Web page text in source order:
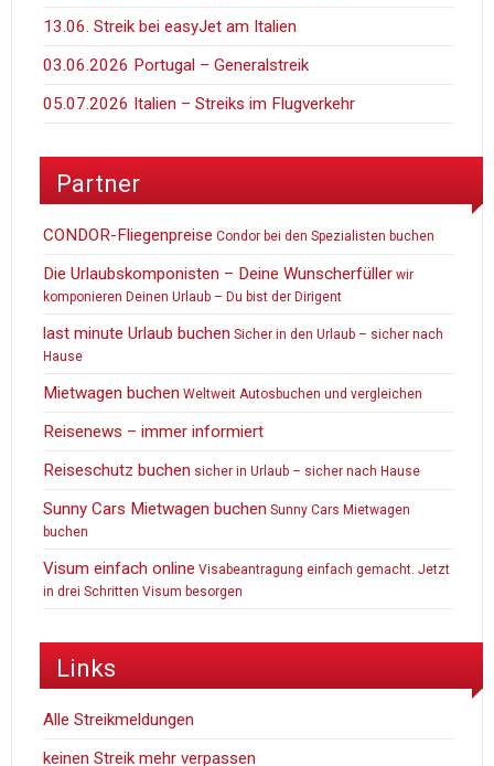
13.06. Streik bei easyJet am Italien
03.06.2026 Portugal – Generalstreik
05.07.2026 Italien – Streiks im Flugverkehr
Partner
CONDOR-Fliegenpreise Condor bei den Spezialisten buchen
Die Urlaubskomponisten – Deine Wunscherfüller wir
komponieren Deinen Urlaub – Du bist der Dirigent
last minute Urlaub buchen Sicher in den Urlaub – sicher nach
Hause
Mietwagen buchen Weltweit Autosbuchen und vergleichen
Reisenews – immer informiert
Reiseschutz buchen sicher in Urlaub – sicher nach Hause
Sunny Cars Mietwagen buchen Sunny Cars Mietwagen
buchen
Visum einfach online Visabeantragung einfach gemacht. Jetzt
in drei Schritten Visum besorgen
Links
Alle Streikmeldungen
keinen Streik mehr verpassen